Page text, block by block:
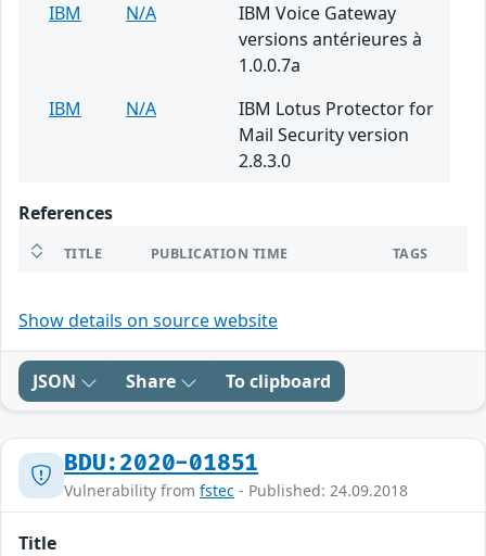
IBM
N/A
IBM Voice Gateway
versions antérieures à
1.0.0.7a
IBM
N/A
IBM Lotus Protector for
Mail Security version
2.8.3.0
References
TITLE PUBLICATION TIME TAGS
Show details on source website
JSON Share To clipboard
BDU:2020-01851
Vulnerability from fstec - Published: 24.09.2018
Title